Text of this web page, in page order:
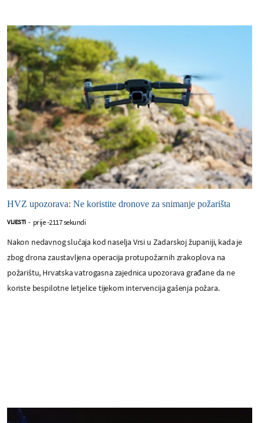
HVZ upozorava: Ne koristite dronove za snimanje požarišta
VIJESTI - prije -2117 sekundi
Nakon nedavnog slučaja kod naselja Vrsi u Zadarskoj županiji, kada je
zbog drona zaustavljena operacija protupožarnih zrakoplova na
požarištu, Hrvatska vatrogasna zajednica upozorava građane da ne
koriste bespilotne letjelice tijekom intervencija gašenja požara.